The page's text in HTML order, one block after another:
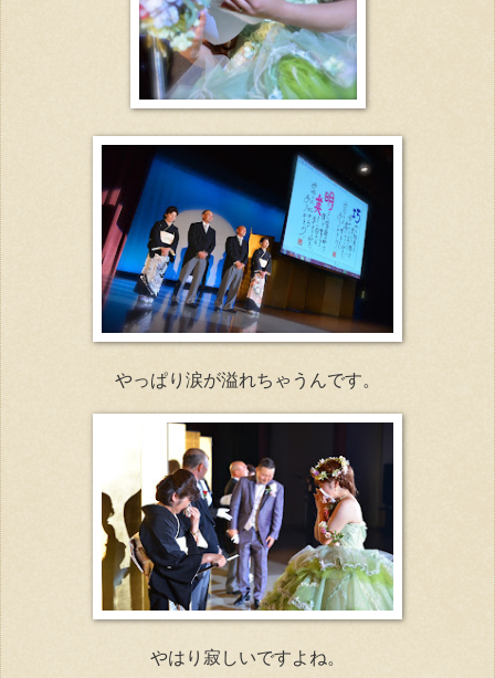
やっぱり涙が溢れちゃうんです。
やはり寂しいですよね。